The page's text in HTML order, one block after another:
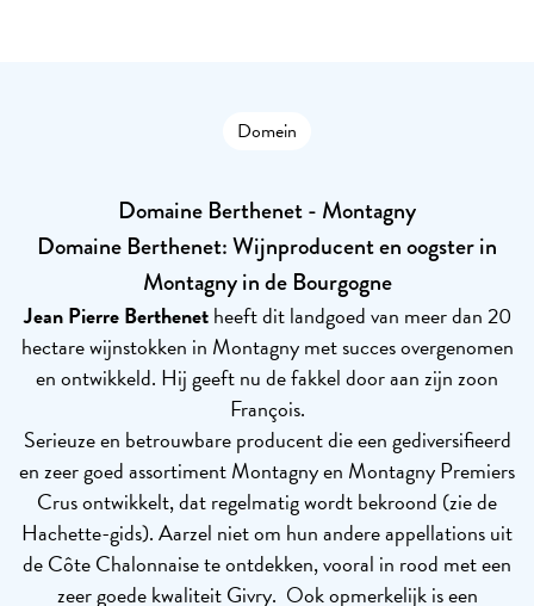
Domein
Domaine Berthenet - Montagny
Domaine Berthenet: Wijnproducent en oogster in
Montagny in de Bourgogne
Jean Pierre Berthenetheeft dit landgoed van meer dan 20
hectare wijnstokken in Montagny met succes overgenomen
en ontwikkeld. Hij geeft nu de fakkel door aan zijn zoon
François.
Serieuze en betrouwbare producent die een gediversifieerd
en zeer goed assortiment Montagny en Montagny Premiers
Crus ontwikkelt, dat regelmatig wordt bekroond (zie de
Hachette-gids). Aarzel niet om hun andere appellations uit
de Côte Chalonnaise te ontdekken, vooral in rood met een
zeer goede kwaliteit Givry. Ook opmerkelijk is een